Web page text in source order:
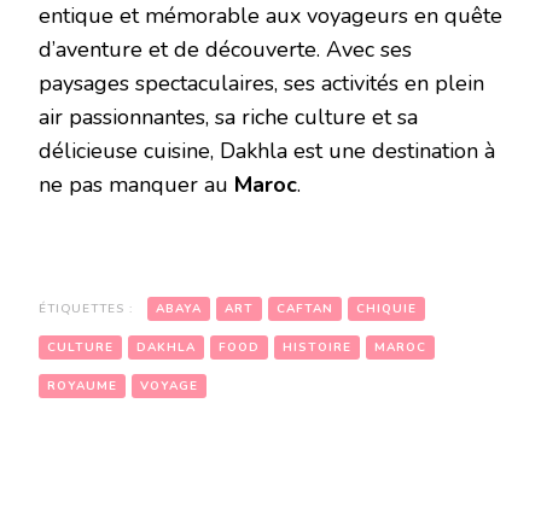
entique et mémorable aux voyageurs en quête
d’aventure et de découverte. Avec ses
paysages spectaculaires, ses activités en plein
air passionnantes, sa riche culture et sa
délicieuse cuisine, Dakhla est une destination à
ne pas manquer au Maroc.
ÉTIQUETTES : ABAYA ART CAFTAN CHIQUIE
CULTURE DAKHLA FOOD HISTOIRE MAROC
ROYAUME VOYAGE